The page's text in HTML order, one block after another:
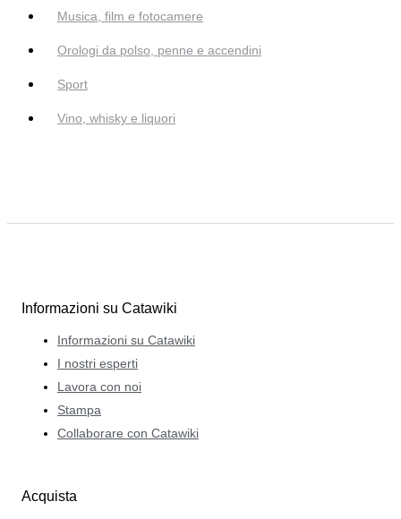
Musica, film e fotocamere
Orologi da polso, penne e accendini
Sport
Vino, whisky e liquori
Informazioni su Catawiki
Informazioni su Catawiki
I nostri esperti
Lavora con noi
Stampa
Collaborare con Catawiki
Acquista